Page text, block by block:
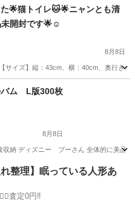
︎🌟猫トイレ🐱︎🌟ニャンとも清
開封です︎🌟☺
8月8日
サイズ】縦：43cm、横：40cm、奥行
ム L版300枚
8月8日
収納 ディズニー プーさん 全体的に美品
ケース
れ整理】眠っている人形あ
査定0円‼️